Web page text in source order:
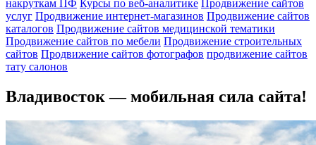
накруткам ПФ Курсы по веб-аналитике Продвижение сайтов
услуг Продвижение интернет-магазинов Продвижение сайтов
каталогов Продвижение сайтов медицинской тематики
Продвижение сайтов по мебели Продвижение строительных
сайтов Продвижение сайтов фотографов продвижение сайтов
тату салонов
Владивосток — мобильная сила сайта!